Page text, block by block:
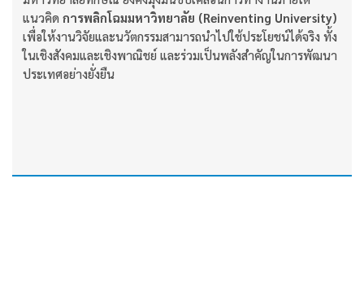
แนวคิด การพลิกโฉมมหาวิทยาลัย (Reinventing University)
เพื่อให้งานวิจัยและนวัตกรรมสามารถนำไปใช้ประโยชน์ได้จริง ทั้ง
ในเชิงสังคมและเชิงพาณิชย์ และร่วมเป็นพลังสำคัญในการพัฒนา
ประเทศอย่างยั่งยืน